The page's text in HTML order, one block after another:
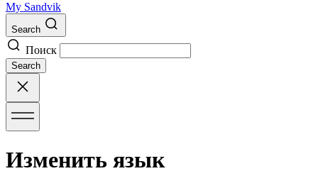
My Sandvik
Search
Поиск
Search
Изменить язык